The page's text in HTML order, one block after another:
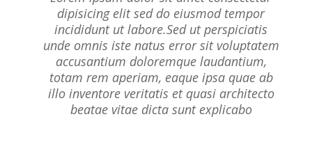
dipisicing elit sed do eiusmod tempor
incididunt ut labore.Sed ut perspiciatis
unde omnis iste natus error sit voluptatem
accusantium doloremque laudantium,
totam rem aperiam, eaque ipsa quae ab
illo inventore veritatis et quasi architecto
beatae vitae dicta sunt explicabo